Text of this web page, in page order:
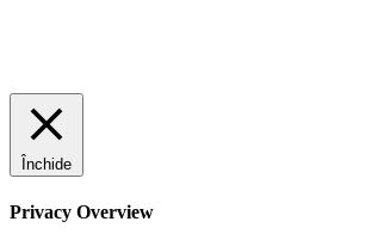
Închide
Privacy Overview